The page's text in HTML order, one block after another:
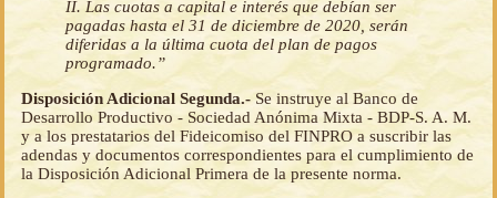
II. Las cuotas a capital e interés que debían ser
pagadas hasta el 31 de diciembre de 2020, serán
diferidas a la última cuota del plan de pagos
programado.”
Disposición Adicional Segunda.- Se instruye al Banco de
Desarrollo Productivo - Sociedad Anónima Mixta - BDP-S. A. M.
y a los prestatarios del Fideicomiso del FINPRO a suscribir las
adendas y documentos correspondientes para el cumplimiento de
la Disposición Adicional Primera de la presente norma.